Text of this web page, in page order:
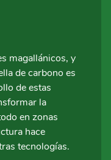
magallánicos, y
de carbono es
de estas
la
en zonas
hace
tecnologías.